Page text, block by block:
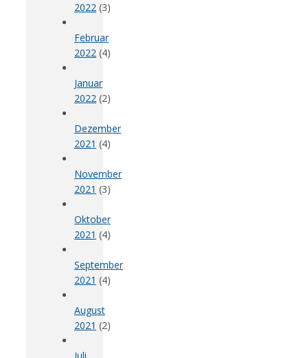
2022 (3)
Februar
2022 (4)
Januar
2022 (2)
Dezember
2021 (4)
November
2021 (3)
Oktober
2021 (4)
September
2021 (4)
August
2021 (2)